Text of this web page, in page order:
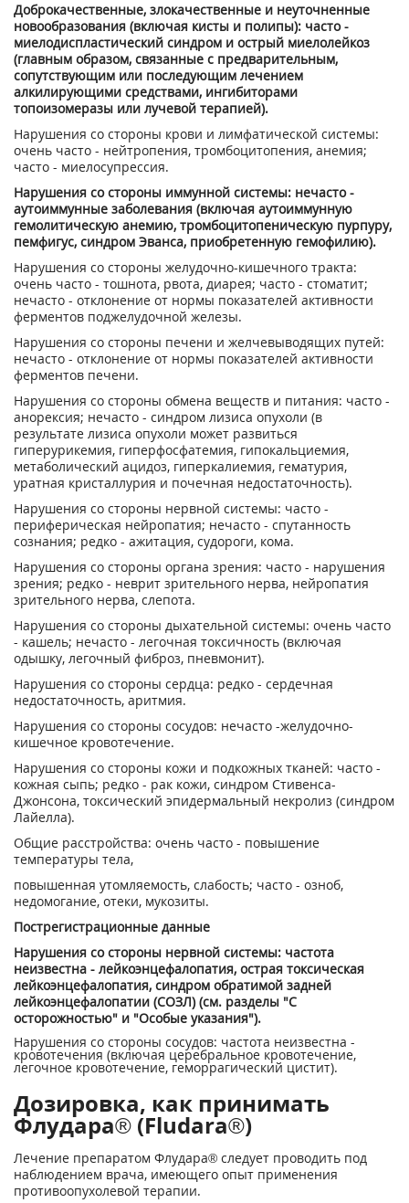
Доброкачественные, злокачественные и неуточненные
новообразования (включая кисты и полипы): часто -
миелодиспластический синдром и острый миелолейкоз
(главным образом, связанные с предварительным,
сопутствующим или последующим лечением
алкилирующими средствами, ингибиторами
топоизомеразы или лучевой терапией).
Нарушения со стороны крови и лимфатической системы:
очень часто - нейтропения, тромбоцитопения, анемия;
часто - миелосупрессия.
Нарушения со стороны иммунной системы: нечасто -
аутоиммунные заболевания (включая аутоиммунную
гемолитическую анемию, тромбоцитопеническую пурпуру,
пемфигус, синдром Эванса, приобретенную гемофилию).
Нарушения со стороны желудочно-кишечного тракта:
очень часто - тошнота, рвота, диарея; часто - стоматит;
нечасто - отклонение от нормы показателей активности
ферментов поджелудочной железы.
Нарушения со стороны печени и желчевыводящих путей:
нечасто - отклонение от нормы показателей активности
ферментов печени.
Нарушения со стороны обмена веществ и питания: часто -
анорексия; нечасто - синдром лизиса опухоли (в
результате лизиса опухоли может развиться
гиперурикемия, гиперфосфатемия, гипокальциемия,
метаболический ацидоз, гиперкалиемия, гематурия,
уратная кристаллурия и почечная недостаточность).
Нарушения со стороны нервной системы: часто -
периферическая нейропатия; нечасто - спутанность
сознания; редко - ажитация, судороги, кома.
Нарушения со стороны органа зрения: часто - нарушения
зрения; редко - неврит зрительного нерва, нейропатия
зрительного нерва, слепота.
Нарушения со стороны дыхательной системы: очень часто
- кашель; нечасто - легочная токсичность (включая
одышку, легочный фиброз, пневмонит).
Нарушения со стороны сердца: редко - сердечная
недостаточность, аритмия.
Нарушения со стороны сосудов: нечасто -желудочно-
кишечное кровотечение.
Нарушения со стороны кожи и подкожных тканей: часто -
кожная сыпь; редко - рак кожи, синдром Стивенса-
Джонсона, токсический эпидермальный некролиз (синдром
Лайелла).
Общие расстройства: очень часто - повышение
температуры тела,
повышенная утомляемость, слабость; часто - озноб,
недомогание, отеки, мукозиты.
Пострегистрационные данные
Нарушения со стороны нервной системы: частота
неизвестна - лейкоэнцефалопатия, острая токсическая
лейкоэнцефалопатия, синдром обратимой задней
лейкоэнцефалопатии (СОЗЛ) (см. разделы "С
осторожностью" и "Особые указания").
Нарушения со стороны сосудов: частота неизвестна -
кровотечения (включая церебральное кровотечение,
легочное кровотечение, геморрагический цистит).
Дозировка, как принимать
Флудара® (Fludara®)
Лечение препаратом Флудара® следует проводить под
наблюдением врача, имеющего опыт применения
противоопухолевой терапии.